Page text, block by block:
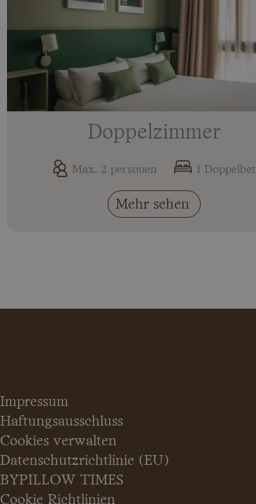
Doppelzimmer
Max. 2 personen 1
Mehr sehen
Impressum
Haftungsausschluss
Cookies verwalten
Datenschutzrichtlinie (EU)
BYPILLOW TIMES
Cookie Richtlinien